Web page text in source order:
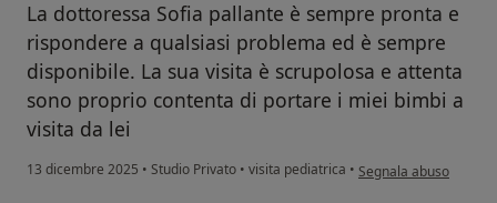
La dottoressa Sofia pallante è sempre pronta e
rispondere a qualsiasi problema ed è sempre
disponibile. La sua visita è scrupolosa e attenta
sono proprio contenta di portare i miei bimbi a
visita da lei
13 dicembre 2025 • Studio Privato • visita pediatrica • secondo l'opinione
Segnala abuso